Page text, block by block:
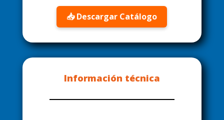
📥 Descargar Catálogo
Información técnica